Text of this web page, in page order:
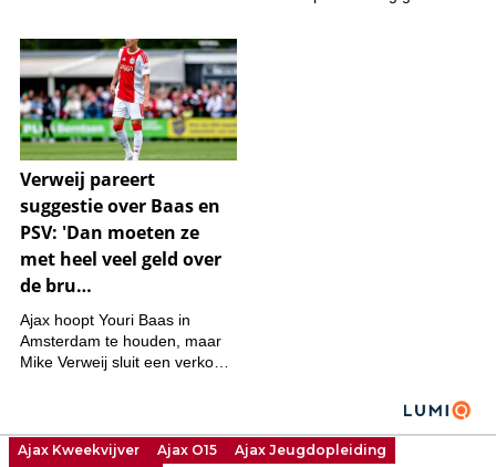
Ajax Kweekvijver Ajax O15
Ajax Jeugdopleiding